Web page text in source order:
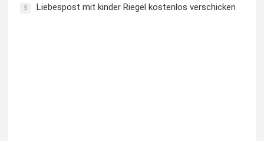
5 Liebespost mit kinder Riegel kostenlos verschicken